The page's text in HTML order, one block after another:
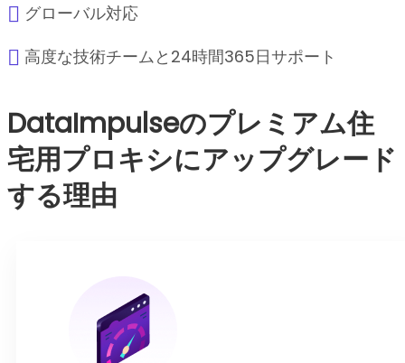
グローバル対応
高度な技術チームと24時間365日サポート
DataImpulseのプレミアム住
宅用プロキシにアップグレード
する理由